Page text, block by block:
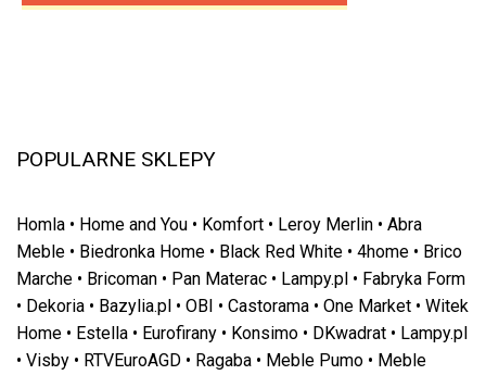
POPULARNE SKLEPY
Homla • Home and You • Komfort • Leroy Merlin • Abra
Meble • Biedronka Home • Black Red White • 4home • Brico
Marche • Bricoman • Pan Materac • Lampy.pl • Fabryka Form
• Dekoria • Bazylia.pl • OBI • Castorama • One Market • Witek
Home • Estella • Eurofirany • Konsimo • DKwadrat • Lampy.pl
• Visby • RTVEuroAGD • Ragaba • Meble Pumo • Meble